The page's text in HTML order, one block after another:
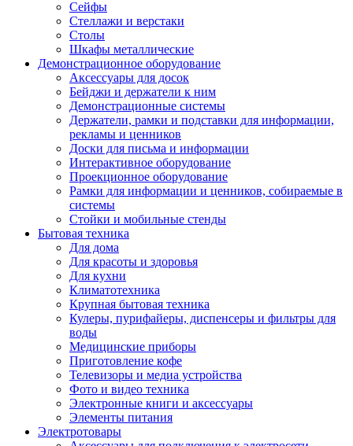
Сейфы
Стеллажи и верстаки
Столы
Шкафы металлические
Демонстрационное оборудование
Аксессуары для досок
Бейджи и держатели к ним
Демонстрационные системы
Держатели, рамки и подставки для информации,
рекламы и ценников
Доски для письма и информации
Интерактивное оборудование
Проекционное оборудование
Рамки для информации и ценников, собираемые в
системы
Стойки и мобильные стенды
Бытовая техника
Для дома
Для красоты и здоровья
Для кухни
Климатотехника
Крупная бытовая техника
Кулеры, пурифайеры, диспенсеры и фильтры для
воды
Медицинские приборы
Приготовление кофе
Телевизоры и медиа устройства
Фото и видео техника
Электронные книги и аксессуары
Элементы питания
Электротовары